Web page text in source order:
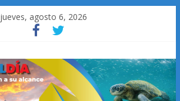
jueves, agosto 6, 2026